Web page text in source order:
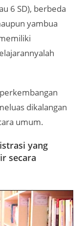
6 SD), berbeda
yambua
dikalangan
umum.
yang
secara